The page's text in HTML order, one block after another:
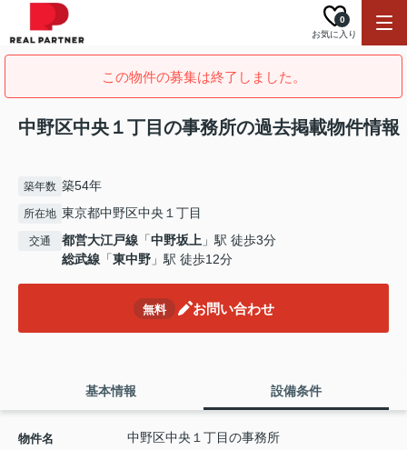
お気に入り
0
この物件の募集は終了しました。
中野区中央１丁目の事務所の過去掲載物件情報
築年数 築54年
所在地 東京都中野区中央１丁目
交通 都営大江戸線 「中野坂上 」駅 徒歩3分
総武線 「東中野 」駅 徒歩12分
無料 お問い合わせ
基本情報 設備条件
物件名 中野区中央１丁目の事務所